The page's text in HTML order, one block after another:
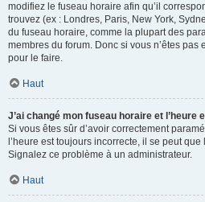
modifiez le fuseau horaire afin qu’il
trouvez (ex : Londres, Paris, New York,
du fuseau horaire, comme la plupart des
membres du forum. Donc si vous n’êtes pas
pour le faire.
Haut
J’ai changé mon fuseau horaire et l’heure
Si vous êtes sûr d’avoir correctement
l’heure est toujours incorrecte, il se peut
Signalez ce problème à un administrateur.
Haut